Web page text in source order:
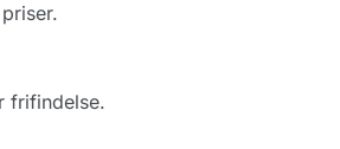
frifindelse.